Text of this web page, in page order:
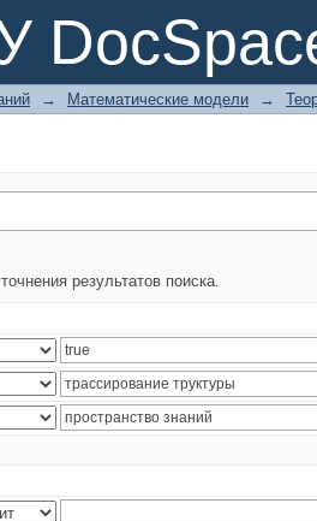
→ Математические модели →
результатов поиска.